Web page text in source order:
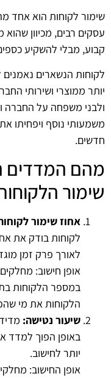
שימור לקוחות הוא אחד
עסקים רבים, מכיוון
קבוע, מבלי להשקיע
לקוחות הנשארים
יותר ממוצרי ושירותי
ולבני משפחה על החברה
משמעותי נוסף ויפחיתו
חדשים.
מהם המדדים
שימור
אחוז שימור
לקוחות בודק את
לאורך פרק זמן
אופן חישוב:
במספר הלקוחות
הלקוחות את מי
שיעור נטישה:
באופן הפוך למדד
יותר לחישוב.
אופן החישוב: